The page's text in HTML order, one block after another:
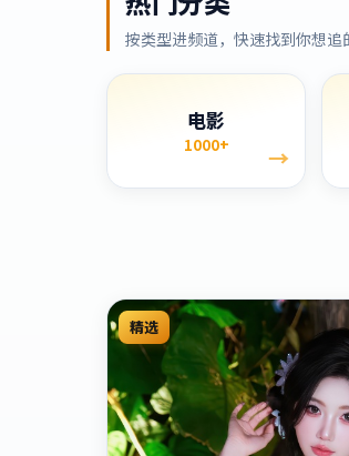
按类型进频道，快速找到你想追
电影
1000+ →
精选